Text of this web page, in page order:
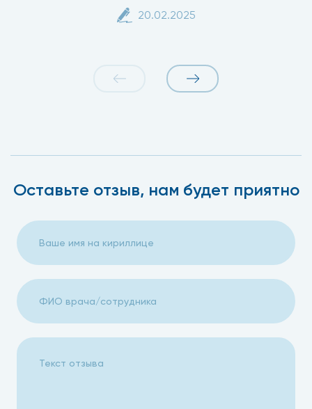
20.02.2025
Оставьте отзыв, нам будет приятно